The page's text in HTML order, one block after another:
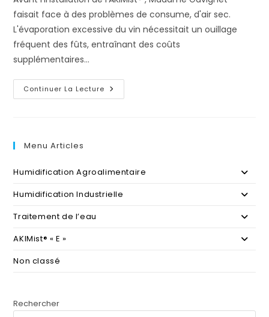
faisait face à des problèmes de consume, d'air sec.
L'évaporation excessive du vin nécessitait un ouillage
fréquent des fûts, entraînant des coûts
supplémentaires…
Continuer La Lecture Annie
Gavignet
Menu Articles
Humidification Agroalimentaire
Humidification Industrielle
Traitement de l’eau
AKIMist® « E »
Non classé
Rechercher